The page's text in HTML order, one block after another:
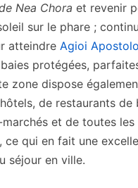
Nea Chora et revenir
sur le phare ;
atteindre Agioi
protégées,
zone dispose
de restaurants de
et de toutes les
ce qui en fait une
séjour en ville.